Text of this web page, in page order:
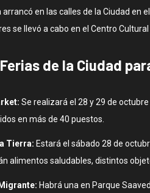
arrancó en las calles de la Ciudad
se llevó a cabo en el Centro
de la Ciudad
Se realizará el 28 y 29 de
en más de 40 puestos.
Tierra: Estará el sábado 28 de
alimentos saludables, distintos
Habrá una en Parque